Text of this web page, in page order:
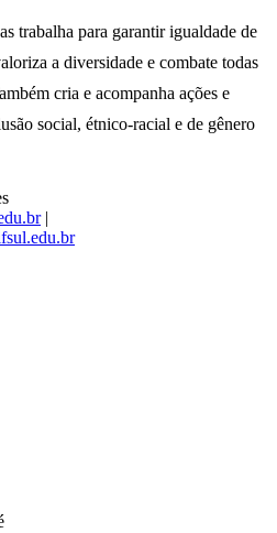
trabalha para garantir igualdade de
a diversidade e combate todas
cria e acompanha ações e
social, étnico-racial e de gênero
|